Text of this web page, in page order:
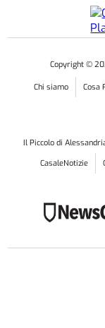
Copyright ©
Chi siamo Cosa
Il Piccolo di
CasaleNotizie